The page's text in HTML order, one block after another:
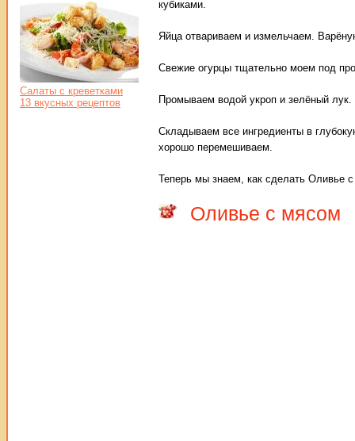
кубиками.
Яйца отвариваем и измельчаем.
Свежие огурцы тщательно моем под
Промываем водой укроп и зелёный
Складываем все ингредиенты в
хорошо перемешиваем.
Теперь мы знаем, как сделать Оливье с
Оливье с мясом
Салаты с креветками
13 вкусных рецептов